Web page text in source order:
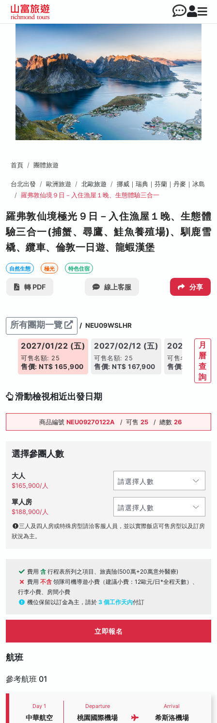
首頁 團體旅遊
台北出發 歐洲旅遊 北歐旅遊
挪威｜瑞典｜芬蘭｜丹麥｜冰島
羅弗敦仙境９日－入住漁屋１晚、生態體驗三合一
羅弗敦仙境極光９日－入住漁屋１晚、生態體
驗三合一(捕蟹、尋鷹、鮭魚養殖場)、馴鹿雪
橇、纜車、倫敦一日遊、龍蝦漢堡
自然生態 極光 特色住宿
轉 PDF 線上客服 分享
所有團期一覽 / NEU09WSLHR
2027/01/22 (五)
可售名額: 25
售價: NT$ 165,900
2027/02/12 (五)
可售名額: 25
售價: NT$ 167,900
2027/02/19
可售名額: 25
售價: NT$
月
曆
查
詢
滑動檢視相近出發日期
商品編號 NEU09270122A / 可售 25 / 總數 26
選擇參團人數
大人
$165,900/人
單人房
$188,900/人
三人及四人房或特殊房型請洽客服人員，並以實際飯店可售房型以及訂房
狀況為主。
費用 含 行程表所列之項目、旅責險(500萬+20萬意外醫療)
費用 不含 領隊司機導遊小費（建議小費：12歐元/日*全程天數）、
行李小費、房間小費
機位保留以訂金為主，請於 3 個工作天內付訂
立即報名
航班
參考航班 01
Day 1
中華航空
Departure
桃園國際機場
Arrival
希斯洛機場